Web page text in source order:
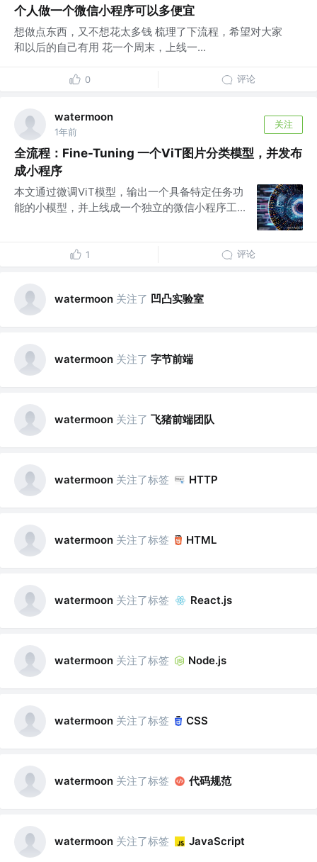
个人做一个微信小程序可以多便宜
想做点东西，又不想花太多钱 梳理了下流程，希望对大家
和以后的自己有用 花一个周末，上线一...
0 评论
watermoon
1年前
关注
全流程：Fine-Tuning 一个ViT图片分类模型，并发布
成小程序
本文通过微调ViT模型，输出一个具备特定任务功
能的小模型，并上线成一个独立的微信小程序工...
1 评论
watermoon 关注了 凹凸实验室
watermoon 关注了 字节前端
watermoon 关注了 飞猪前端团队
watermoon 关注了标签 HTTP
watermoon 关注了标签 HTML
watermoon 关注了标签 React.js
watermoon 关注了标签 Node.js
watermoon 关注了标签 CSS
watermoon 关注了标签 代码规范
watermoon 关注了标签 JavaScript